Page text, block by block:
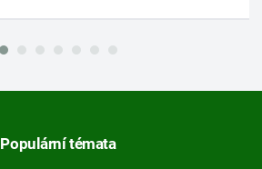
Populární témata